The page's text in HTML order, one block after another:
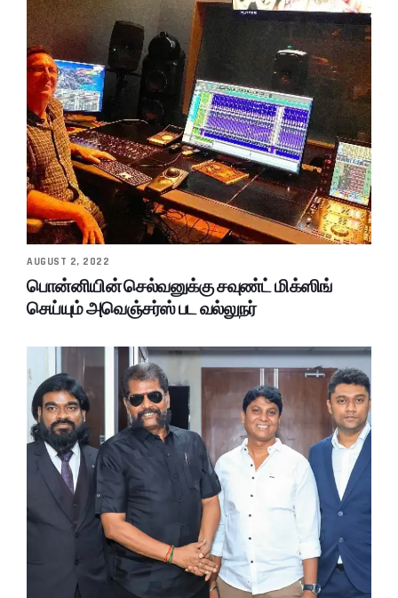
AUGUST 2, 2022
பொன்னியின் செல்வனுக்கு சவுண்ட் மிக்ஸிங்
செய்யும் அவெஞ்சர்ஸ் பட வல்லுநர்